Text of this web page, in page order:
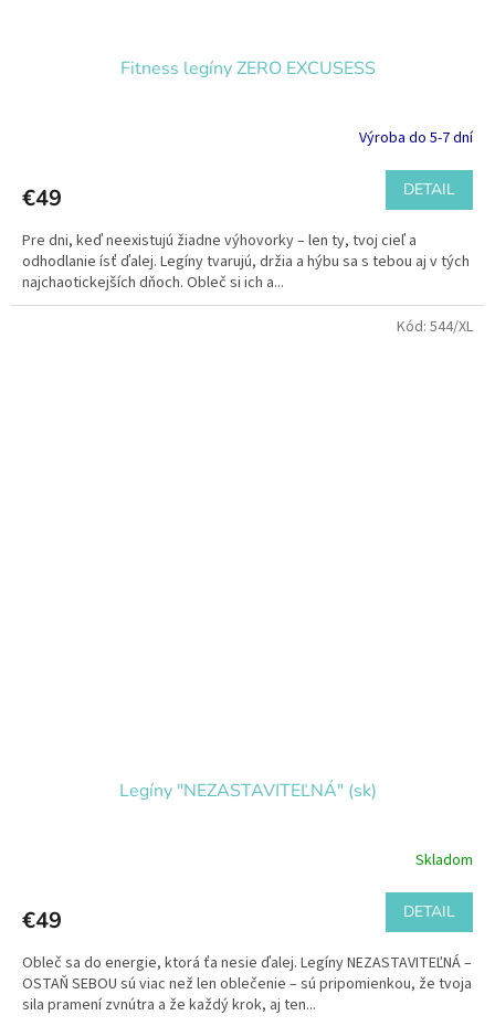
Fitness legíny ZERO EXCUSESS
Výroba do 5-7 dní
€49 DETAIL
Pre dni, keď neexistujú žiadne výhovorky – len ty, tvoj cieľ a
odhodlanie ísť ďalej. Legíny tvarujú, držia a hýbu sa s tebou aj v tých
najchaotickejších dňoch. Obleč si ich a...
Legíny "NEZASTAVITEĽNÁ" (sk)
Skladom
€49 DETAIL
Obleč sa do energie, ktorá ťa nesie ďalej. Legíny NEZASTAVITEĽNÁ –
OSTAŇ SEBOU sú viac než len oblečenie – sú pripomienkou, že tvoja
sila pramení zvnútra a že každý krok, aj ten...
Kód: 544/XL